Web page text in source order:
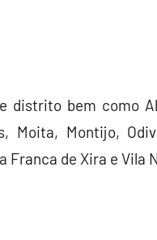
bem como
Moita, Montijo,
Franca de Xira e Vila